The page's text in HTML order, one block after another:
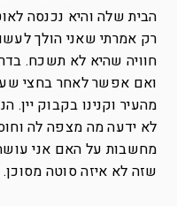
הבית שלה והיא נכנסה
רק אמרתי שאני הולך
חוויה שהיא לא תשכח.
ואם אפשר לאחר בחצי
מהעיר וקנינו בקבוק
לא ידעה מה מצפה לה
מחשבות על האם אני עושה
שזה לא איזה סוטה מסוכן.